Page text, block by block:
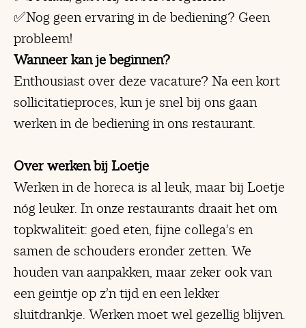
✅Nog geen ervaring in de bediening? Geen
probleem!
Wanneer kan je beginnen?
Enthousiast over deze vacature? Na een kort
sollicitatieproces, kun je snel bij ons gaan
werken in de bediening in ons restaurant.
Over werken bij Loetje
Werken in de horeca is al leuk, maar bij Loetje
nóg leuker. In onze restaurants draait het om
topkwaliteit: goed eten, fijne collega’s en
samen de schouders eronder zetten. We
houden van aanpakken, maar zeker ook van
een geintje op z’n tijd en een lekker
sluitdrankje. Werken moet wel gezellig blijven.